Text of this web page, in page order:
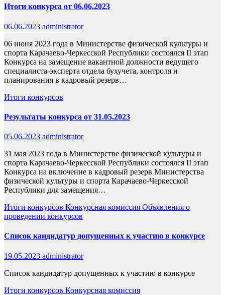
Итоги конкурса от 06.06.2023
06.06.2023 administrator
06 июня 2023 года в Министерстве физической культуры и
спорта Карачаево-Черкесской Республики состоялся II этап
Конкурса на замещение вакантной должности ведущего
специалиста-эксперта отдела бухучета, контроля и
планирования в кадровый резерв…
Итоги конкурсов
Результаты конкурса от 31.05.2023
05.06.2023 administrator
31 мая 2023 года в Министерстве физической культуры и
спорта Карачаево-Черкесской Республики состоялся II этап
Конкурса на включение в кадровый резерв Министерства
физической культуры и спорта Карачаево-Черкесской
Республики для замещения…
Итоги конкурсов Конкурсная комиссия Объявления о
проведении конкурсов
Список кандидатур допущенных к участию в конкурсе
19.05.2023 administrator
Список кандидатур допущенных к участию в конкурсе
Итоги конкурсов Конкурсная комиссия